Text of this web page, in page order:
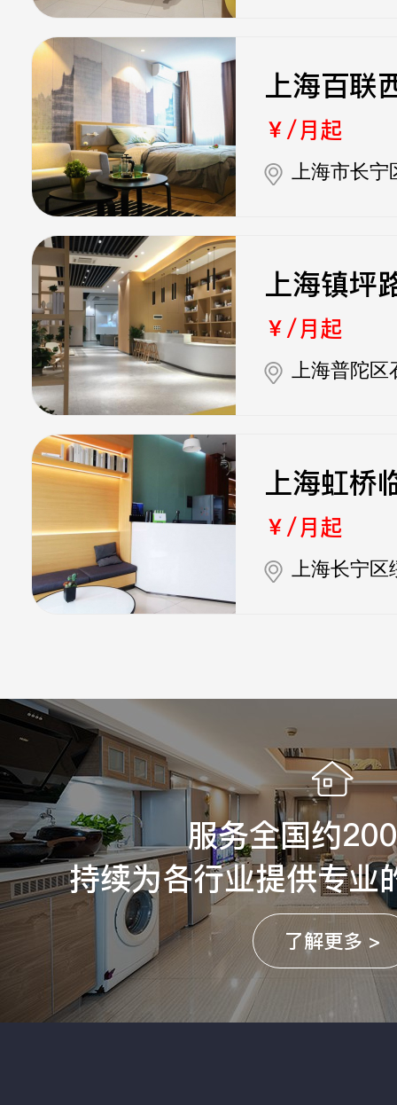
上海百联
￥/月起
上海市长宁
上海镇坪
￥/月起
上海普陀区
上海虹桥
￥/月起
上海长宁区
服务全国约
持续为各行业提供专业
了解更多 >